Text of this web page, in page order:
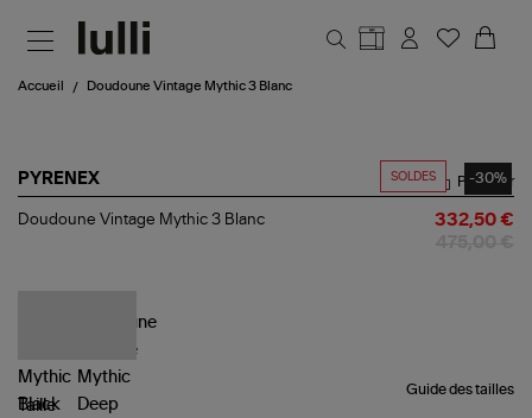
Accueil Doudoune Vintage Mythic 3 Blanc
SOLDES -30%
PYRENEX
Doudoune
Partager
Doudoune Vintage Mythic 3 Blanc 332,50 €
Guide des tailles
Taille